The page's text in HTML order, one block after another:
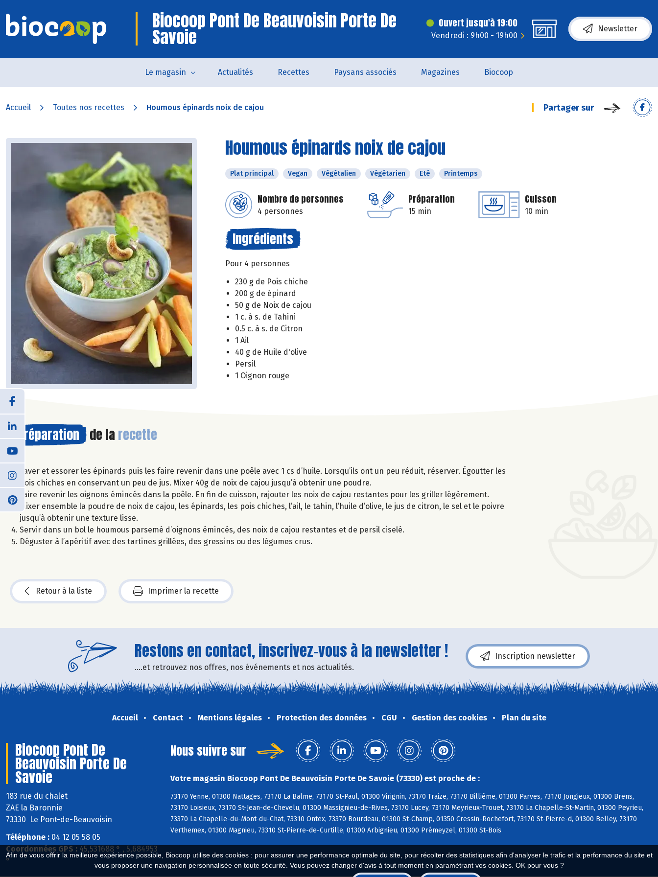
Afin de vous offrir la meilleure expérience possible, Biocoop utilise des cookies : pour assurer une performance optimale du site, pour récolter des statistiques afin d'analyser le trafic et la performance du site et
vous proposer une navigation personnalisée en toute sécurité. Vous pouvez changer d'avis à tout moment en paramétrant vos cookies. OK pour vous ?
Biocoop Pont De Beauvoisin Porte De
Savoie
Ouvert jusqu'à 19:00
Vendredi : 9h00 - 19h00
Newsletter
Le magasin Actualités Recettes Paysans associés Magazines Biocoop
Accueil Toutes nos recettes Houmous épinards noix de cajou Partager sur
Houmous épinards noix de cajou
Plat principal Vegan Végétalien Végétarien Eté Printemps
Nombre de personnes
4 personnes
Préparation
15 min
Cuisson
10 min
Ingrédients
Pour 4 personnes
230 g de Pois chiche
200 g de épinard
50 g de Noix de cajou
1 c. à s. de Tahini
0.5 c. à s. de Citron
1 Ail
40 g de Huile d'olive
Persil
1 Oignon rouge
Préparation de la recette
Laver et essorer les épinards puis les faire revenir dans une poêle avec 1 cs d’huile. Lorsqu’ils ont un peu réduit, réserver. Égoutter les
pois chiches en conservant un peu de jus. Mixer 40g de noix de cajou jusqu’à obtenir une poudre.
Faire revenir les oignons émincés dans la poêle. En fin de cuisson, rajouter les noix de cajou restantes pour les griller légèrement.
Mixer ensemble la poudre de noix de cajou, les épinards, les pois chiches, l’ail, le tahin, l’huile d’olive, le jus de citron, le sel et le poivre
jusqu’à obtenir une texture lisse.
Servir dans un bol le houmous parsemé d’oignons émincés, des noix de cajou restantes et de persil ciselé.
Déguster à l’apéritif avec des tartines grillées, des gressins ou des légumes crus.
Retour à la liste Imprimer la recette
Restons en contact, inscrivez-vous à la newsletter !
....et retrouvez nos offres, nos événements et nos actualités.
Inscription newsletter
Accueil Contact Mentions légales Protection des données CGU Gestion des cookies Plan du site
Biocoop Pont De
Beauvoisin Porte De
Savoie
183 rue du chalet
ZAE la Baronnie
73330 Le Pont-de-Beauvoisin
Téléphone : 04 12 05 58 05
Coordonnées GPS : 45,531688 ° , 5,684953
°
Nous suivre sur
Votre magasin Biocoop Pont De Beauvoisin Porte De Savoie (73330) est proche de :
73170 Yenne, 01300 Nattages, 73170 La Balme, 73170 St-Paul, 01300 Virignin, 73170 Traize, 73170 Billième, 01300 Parves, 73170 Jongieux, 01300 Brens,
73170 Loisieux, 73170 St-Jean-de-Chevelu, 01300 Massignieu-de-Rives, 73170 Lucey, 73170 Meyrieux-Trouet, 73170 La Chapelle-St-Martin, 01300 Peyrieu,
73370 La Chapelle-du-Mont-du-Chat, 73310 Ontex, 73370 Bourdeau, 01300 St-Champ, 01350 Cressin-Rochefort, 73170 St-Pierre-d, 01300 Belley, 73170
Verthemex, 01300 Magnieu, 73310 St-Pierre-de-Curtille, 01300 Arbignieu, 01300 Prémeyzel, 01300 St-Bois